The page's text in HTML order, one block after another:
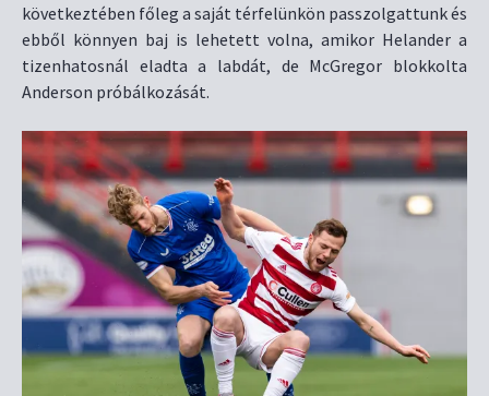
következtében főleg a saját térfelünkön passzolgattunk és
ebből könnyen baj is lehetett volna, amikor Helander a
tizenhatosnál eladta a labdát, de McGregor blokkolta
Anderson próbálkozását.